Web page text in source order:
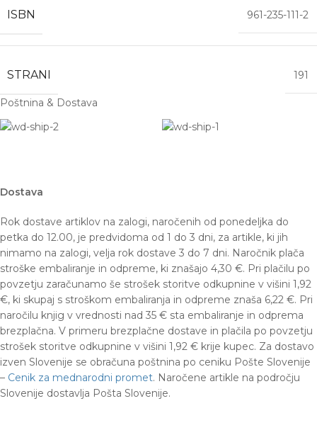
ISBN 961-235-111-2
STRANI 191
Poštnina & Dostava
Dostava
Rok dostave artiklov na zalogi, naročenih od ponedeljka do
petka do 12.00, je predvidoma od 1 do 3 dni, za artikle, ki jih
nimamo na zalogi, velja rok dostave 3 do 7 dni. Naročnik plača
stroške embaliranje in odpreme, ki znašajo 4,30 €. Pri plačilu po
povzetju zaračunamo še strošek storitve odkupnine v višini 1,92
€, ki skupaj s stroškom embaliranja in odpreme znaša 6,22 €. Pri
naročilu knjig v vrednosti nad 35 € sta embaliranje in odprema
brezplačna. V primeru brezplačne dostave in plačila po povzetju
strošek storitve odkupnine v višini 1,92 € krije kupec. Za dostavo
izven Slovenije se obračuna poštnina po ceniku Pošte Slovenije
– Cenik za mednarodni promet. Naročene artikle na področju
Slovenije dostavlja Pošta Slovenije.